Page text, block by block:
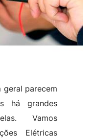
geral parecem
há grandes
Vamos
Elétricas